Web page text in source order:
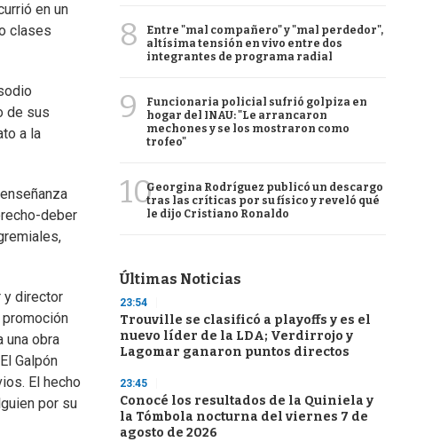
en un
clases
de sus
a la
deber
y director
una obra
Galpón
El hecho
por su
8
Entre "mal compañero" y "mal perdedor",
altísima tensión en vivo entre dos
integrantes de programa radial
9
Funcionaria policial sufrió golpiza en
hogar del INAU: "Le arrancaron
mechones y se los mostraron como
trofeo"
10Georgina Rodríguez publicó un descargo
tras las críticas por su físico y reveló qué
le dijo Cristiano Ronaldo
Últimas Noticias
23:54
Trouville se clasificó a playoffs y es el
nuevo líder de la LDA; Verdirrojo y
Lagomar ganaron puntos directos
23:45
Conocé los resultados de la Quiniela y
la Tómbola nocturna del viernes 7 de
agosto de 2026